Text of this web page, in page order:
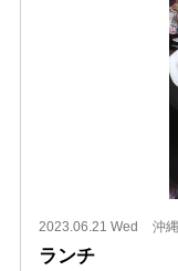
2023.06.21 Wed 沖
ランチ